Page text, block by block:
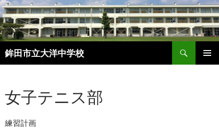
鉾田市立大洋中学校
検
索
ン
ツ
ス
女子テニス部
練習計画